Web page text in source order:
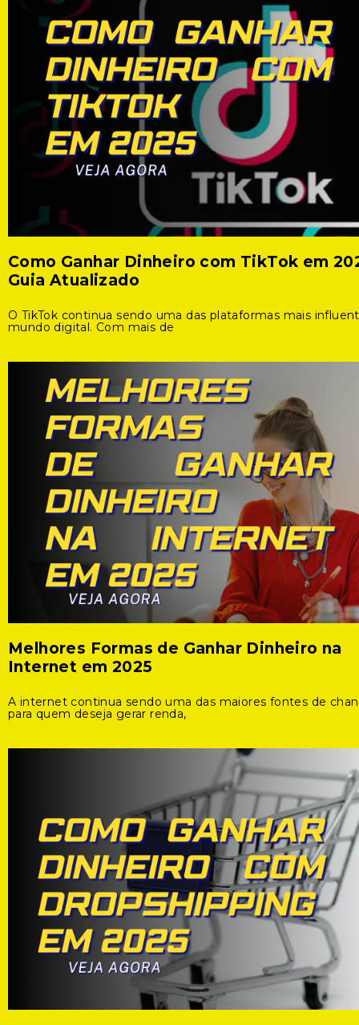
Como Ganhar Dinheiro com TikTok em
Guia Atualizado
O TikTok continua sendo uma das plataformas mais
mundo digital. Com mais de
Melhores Formas de Ganhar Dinheiro na
Internet em 2025
A internet continua sendo uma das maiores fontes de
para quem deseja gerar renda,